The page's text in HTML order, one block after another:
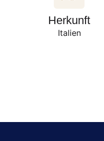
Herkunft
Italien